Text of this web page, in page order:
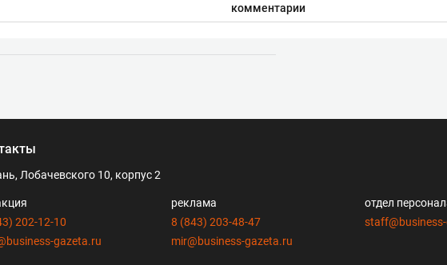
комментарии
Лобачевского 10, корпус 2
202-12-10
gazeta.ru
реклама
8 (843) 203-48-47
mir@business-gazeta.ru
отдел